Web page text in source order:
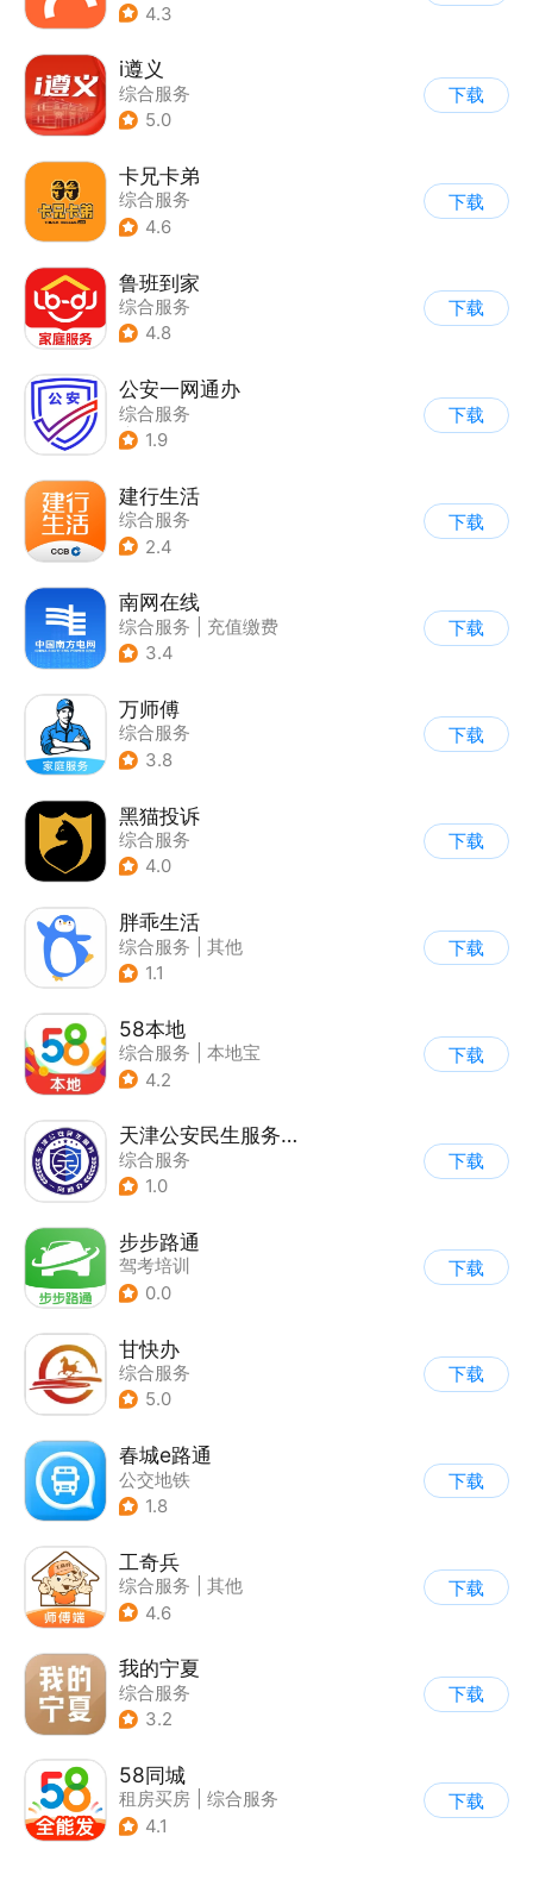
4.3
i遵义
综合服务
5.0
下载
卡兄卡弟
综合服务
4.6
下载
鲁班到家
综合服务
4.8
下载
公安一网通办
综合服务
| 业务咨询办理
1.9
下载
建行生活
综合服务
2.4
下载
南网在线
综合服务
充值缴费
3.4
下载
万师傅
综合服务
3.8
下载
黑猫投诉
综合服务
4.0
下载
胖乖生活
综合服务
其他
1.1
下载
58本地
综合服务
本地宝
4.2
下载
天津公安民生服务平台
综合服务
1.0
下载
步步路通
驾考培训
0.0
下载
甘快办
综合服务
5.0
下载
春城e路通
公交地铁
1.8
下载
工奇兵
综合服务
其他
4.6
下载
我的宁夏
综合服务
3.2
下载
58同城
租房买房
综合服务
4.1
下载